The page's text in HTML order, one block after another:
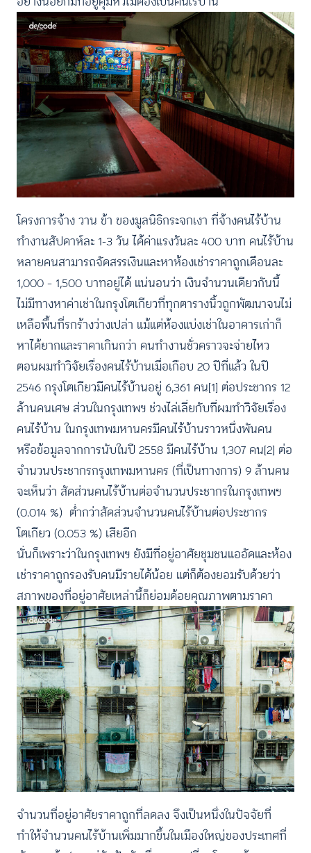
โครงการจ้าง วาน ข้า ของมูลนิธิกระจกเงา ที่จ้างคนไร้บ้าน
ทำงานสัปดาห์ละ 1-3 วัน ได้ค่าแรงวันละ 400 บาท คนไร้บ้าน
หลายคนสามารถจัดสรรเงินและหาห้องเช่าราคาถูกเดือนละ
1,000 – 1,500 บาทอยู่ได้ แน่นอนว่า เงินจำนวนเดียวกันนี้
ไม่มีทางหาค่าเช่าในกรุงโตเกียวที่ทุกตารางนิ้วถูกพัฒนาจนไม่
เหลือพื้นที่รกร้างว่างเปล่า แม้แต่ห้องแบ่งเช่าในอาคารเก่าก็
หาได้ยากและราคาเกินกว่า คนทำงานชั่วคราวจะจ่ายไหว
ตอนผมทำวิจัยเรื่องคนไร้บ้านเมื่อเกือบ 20 ปีที่แล้ว ในปี
2546 กรุงโตเกียวมีคนไร้บ้านอยู่ 6,361 คน[1] ต่อประชากร 12
ล้านคนเศษ ส่วนในกรุงเทพฯ ช่วงไล่เลี่ยกับที่ผมทำวิจัยเรื่อง
คนไร้บ้าน ในกรุงเทพมหานครมีคนไร้บ้านราวหนึ่งพันคน
หรือข้อมูลจากการนับในปี 2558 มีคนไร้บ้าน 1,307 คน[2] ต่อ
จำนวนประชากรกรุงเทพมหานคร (ที่เป็นทางการ) 9 ล้านคน
จะเห็นว่า สัดส่วนคนไร้บ้านต่อจำนวนประชากรในกรุงเทพฯ
(0.014 %) ต่ำกว่าสัดส่วนจำนวนคนไร้บ้านต่อประชากร
โตเกียว (0.053 %) เสียอีก
นั่นก็เพราะว่าในกรุงเทพฯ ยังมีที่อยู่อาศัยชุมชนแออัดและห้อง
เช่าราคาถูกรองรับคนมีรายได้น้อย แต่ก็ต้องยอมรับด้วยว่า
สภาพของที่อยู่อาศัยเหล่านี้ก็ย่อมด้อยคุณภาพตามราคา
จำนวนที่อยู่อาศัยราคาถูกที่ลดลง จึงเป็นหนึ่งในปัจจัยที่
ทำให้จำนวนคนไร้บ้านเพิ่มมากขึ้นในเมืองใหญ่ของประเทศที่